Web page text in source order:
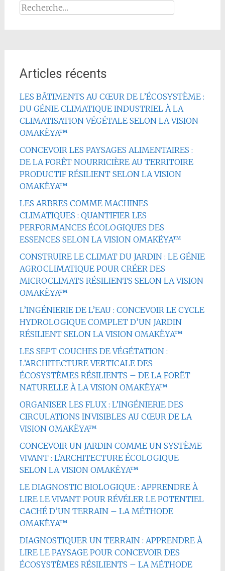
Rechercher :
Articles récents
LES BÂTIMENTS AU CŒUR DE L’ÉCOSYSTÈME :
DU GÉNIE CLIMATIQUE INDUSTRIEL À LA
CLIMATISATION VÉGÉTALE SELON LA VISION
OMAKËYA™
CONCEVOIR LES PAYSAGES ALIMENTAIRES :
DE LA FORÊT NOURRICIÈRE AU TERRITOIRE
PRODUCTIF RÉSILIENT SELON LA VISION
OMAKËYA™
LES ARBRES COMME MACHINES
CLIMATIQUES : QUANTIFIER LES
PERFORMANCES ÉCOLOGIQUES DES
ESSENCES SELON LA VISION OMAKËYA™
CONSTRUIRE LE CLIMAT DU JARDIN : LE GÉNIE
AGROCLIMATIQUE POUR CRÉER DES
MICROCLIMATS RÉSILIENTS SELON LA VISION
OMAKËYA™
L’INGÉNIERIE DE L’EAU : CONCEVOIR LE CYCLE
HYDROLOGIQUE COMPLET D’UN JARDIN
RÉSILIENT SELON LA VISION OMAKËYA™
LES SEPT COUCHES DE VÉGÉTATION :
L’ARCHITECTURE VERTICALE DES
ÉCOSYSTÈMES RÉSILIENTS – DE LA FORÊT
NATURELLE À LA VISION OMAKËYA™
ORGANISER LES FLUX : L’INGÉNIERIE DES
CIRCULATIONS INVISIBLES AU CŒUR DE LA
VISION OMAKËYA™
CONCEVOIR UN JARDIN COMME UN SYSTÈME
VIVANT : L’ARCHITECTURE ÉCOLOGIQUE
SELON LA VISION OMAKËYA™
LE DIAGNOSTIC BIOLOGIQUE : APPRENDRE À
LIRE LE VIVANT POUR RÉVÉLER LE POTENTIEL
CACHÉ D’UN TERRAIN – LA MÉTHODE
OMAKËYA™
DIAGNOSTIQUER UN TERRAIN : APPRENDRE À
LIRE LE PAYSAGE POUR CONCEVOIR DES
ÉCOSYSTÈMES RÉSILIENTS – LA MÉTHODE